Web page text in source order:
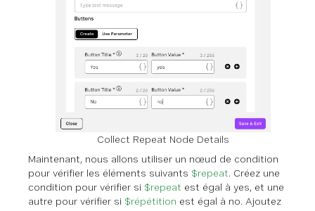
Collect Repeat Node Details
Maintenant, nous allons utiliser un nœud de condition
pour vérifier les éléments suivants $repeat. Créez une
condition pour vérifier si $repeat est égal à yes, et une
autre pour vérifier si $répétition est égal à no. Ajoutez